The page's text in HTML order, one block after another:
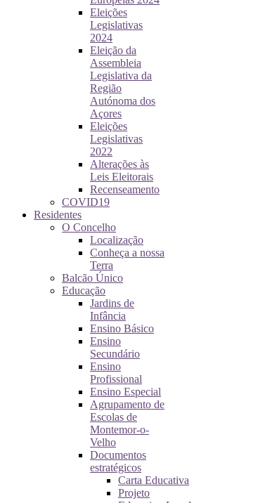
Eleições
Legislativas
2024
Eleição da
Assembleia
Legislativa da
Região
Autónoma dos
Açores
Eleições
Legislativas
2022
Alterações às
Leis Eleitorais
Recenseamento
COVID19
Residentes
O Concelho
Localização
Conheça a nossa
Terra
Balcão Único
Educação
Jardins de
Infância
Ensino Básico
Ensino
Secundário
Ensino
Profissional
Ensino Especial
Agrupamento de
Escolas de
Montemor-o-
Velho
Documentos
estratégicos
Carta Educativa
Projeto